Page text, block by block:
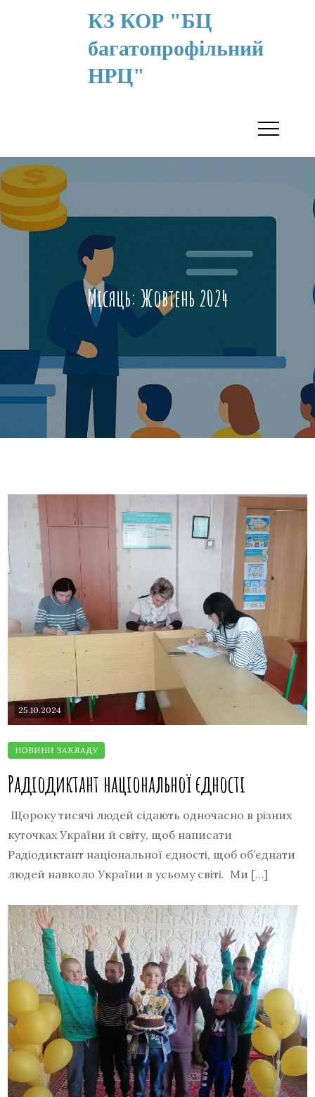
КЗ КОР "БЦ
багатопрофільний
НРЦ"
Місяць: Жовтень 2024
25.10.2024
Радіодиктант національної єдності
Щороку тисячі людей сідають одночасно в різних
куточках України й світу, щоб написати
Радіодиктант національної єдності, щоб об’єднати
людей навколо України в усьому світі. Ми […]